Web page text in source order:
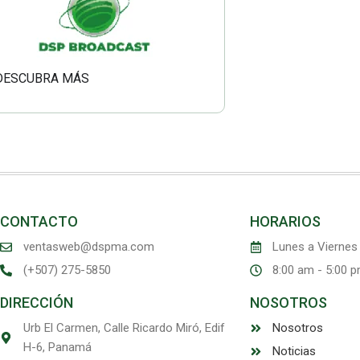
MÁS
CONTACTO
ventasweb@dspma.com
(+507) 275-5850
HORARIOS
Lunes a Viernes
8:00 am - 5:00
DIRECCIÓN
Urb El Carmen, Calle Ricardo Miró, Edif
H-6, Panamá
NOSOTROS
Nosotros
Noticias